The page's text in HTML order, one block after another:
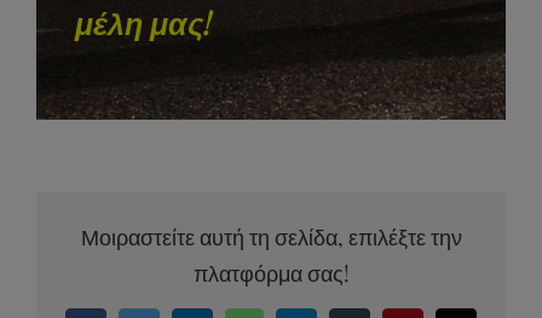
μέλη μας!
Μοιραστείτε αυτή τη σελίδα, επιλέξτε την
πλατφόρμα σας!